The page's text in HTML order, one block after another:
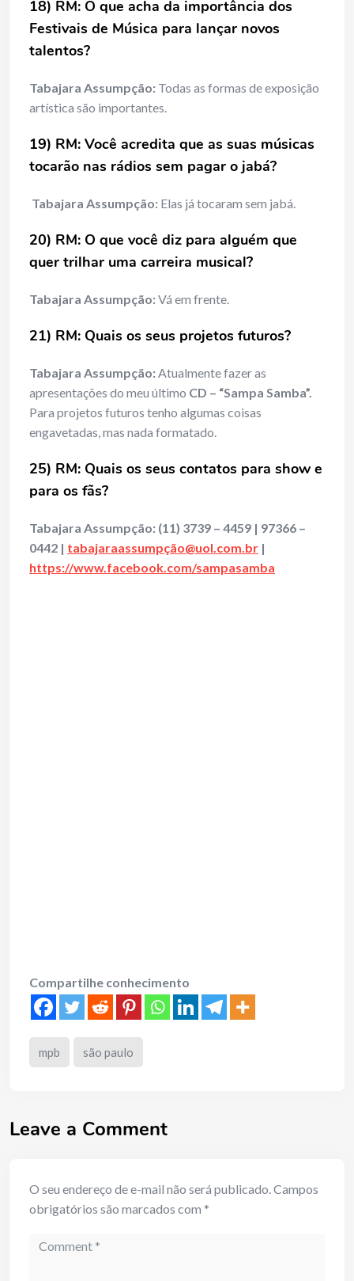
18) RM: O que acha da importância dos
Festivais de Música para lançar novos
talentos?
Tabajara Assumpção: Todas as formas de exposição
artística são importantes.
19) RM: Você acredita que as suas músicas
tocarão nas rádios sem pagar o jabá?
Tabajara Assumpção: Elas já tocaram sem jabá.
20) RM: O que você diz para alguém que
quer trilhar uma carreira musical?
Tabajara Assumpção:Vá em frente.
21) RM: Quais os seus projetos futuros?
Tabajara Assumpção:Atualmente fazer as
apresentações do meu último CD – “Sampa Samba”.
Para projetos futuros tenho algumas coisas
engavetadas, mas nada formatado.
25) RM: Quais os seus contatos para show e
para os fãs?
Tabajara Assumpção: (11) 3739 – 4459 | 97366 –
0442 | tabajaraassumpção@uol.com.br |
https://www.facebook.com/sampasamba
Compartilhe conhecimento
mpb são paulo
Leave a Comment
O seu endereço de e-mail não será publicado.Campos
obrigatórios são marcados com *
Comment